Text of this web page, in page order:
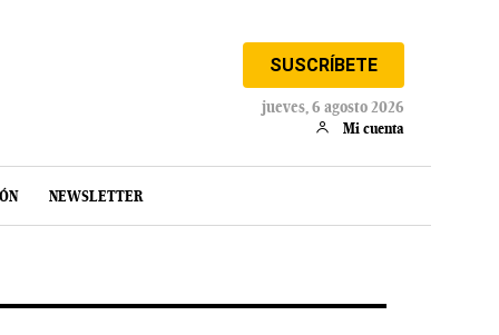
SUSCRÍBETE
jueves, 6 agosto 2026
Mi cuenta
NEWSLETTER